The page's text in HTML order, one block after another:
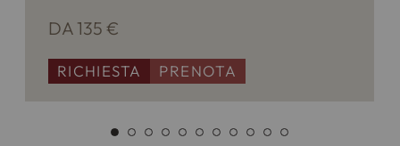
DA 135 €
RICHIESTA PRENOTA